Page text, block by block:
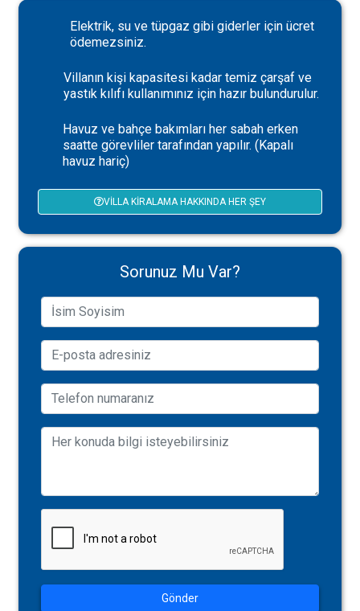
Elektrik, su ve tüpgaz gibi giderler için ücret
ödemezsiniz.
Villanın kişi kapasitesi kadar temiz çarşaf ve
yastık kılıfı kullanımınız için hazır bulundurulur.
Havuz ve bahçe bakımları her sabah erken
saatte görevliler tarafından yapılır. (Kapalı
havuz hariç)
VILLA KIRALAMA HAKKINDA HER ŞEY
Sorunuz Mu Var?
Gönder